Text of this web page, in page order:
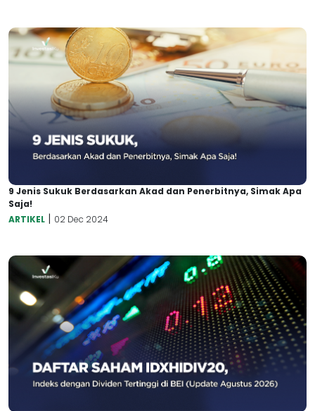
9 Jenis Sukuk Berdasarkan Akad dan Penerbitnya, Simak Apa
Saja!
ARTIKEL | 02 Dec 2024